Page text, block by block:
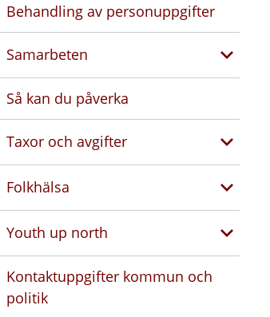
Behandling av personuppgifter
Samarbeten
Så kan du påverka
Taxor och avgifter
Folkhälsa
Youth up north
Kontaktuppgifter kommun och
politik